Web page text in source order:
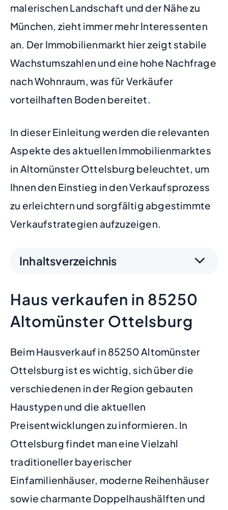
malerischen Landschaft und der Nähe zu
München, zieht immer mehr Interessenten
an. Der Immobilienmarkt hier zeigt stabile
Wachstumszahlen und eine hohe Nachfrage
nach Wohnraum, was für Verkäufer
vorteilhaften Boden bereitet.
In dieser Einleitung werden die relevanten
Aspekte des aktuellen Immobilienmarktes
in Altomünster Ottelsburg beleuchtet, um
Ihnen den Einstieg in den Verkaufsprozess
zu erleichtern und sorgfältig abgestimmte
Verkaufstrategien aufzuzeigen.
Inhaltsverzeichnis
Haus verkaufen in 85250
Altomünster Ottelsburg
Beim Hausverkauf in 85250 Altomünster
Ottelsburg ist es wichtig, sich über die
verschiedenen in der Region gebauten
Haustypen und die aktuellen
Preisentwicklungen zu informieren. In
Ottelsburg findet man eine Vielzahl
traditioneller bayerischer
Einfamilienhäuser, moderne Reihenhäuser
sowie charmante Doppelhaushälften und